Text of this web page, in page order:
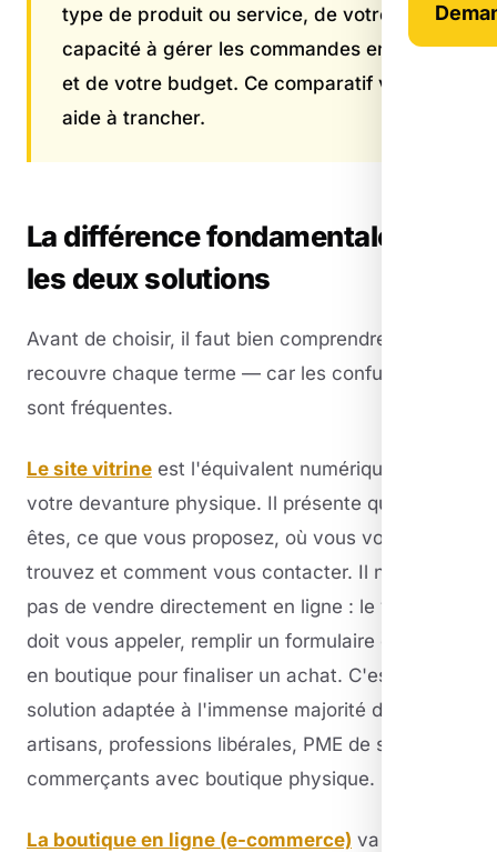
type de produit ou service, de votre
capacité à gérer les commandes en ligne
et de votre budget. Ce comparatif vous
aide à trancher.
La différence fondamentale entre
les deux solutions
Avant de choisir, il faut bien comprendre ce que
recouvre chaque terme — car les confusions
sont fréquentes.
Le site vitrine est l'équivalent numérique de
votre devanture physique. Il présente qui vous
êtes, ce que vous proposez, où vous vous
trouvez et comment vous contacter. Il ne permet
pas de vendre directement en ligne : le visiteur
doit vous appeler, remplir un formulaire ou passer
en boutique pour finaliser un achat. C'est la
solution adaptée à l'immense majorité des
artisans, professions libérales, PME de service et
commerçants avec boutique physique.
La boutique en ligne (e-commerce) va plus loin :